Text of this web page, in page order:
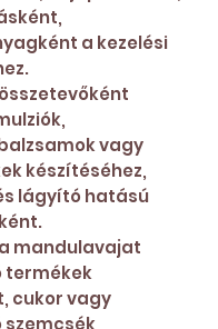
a kezelési
vagy
készítéséhez,
lágyító hatású
mandulavajat
termékek
cukor vagy